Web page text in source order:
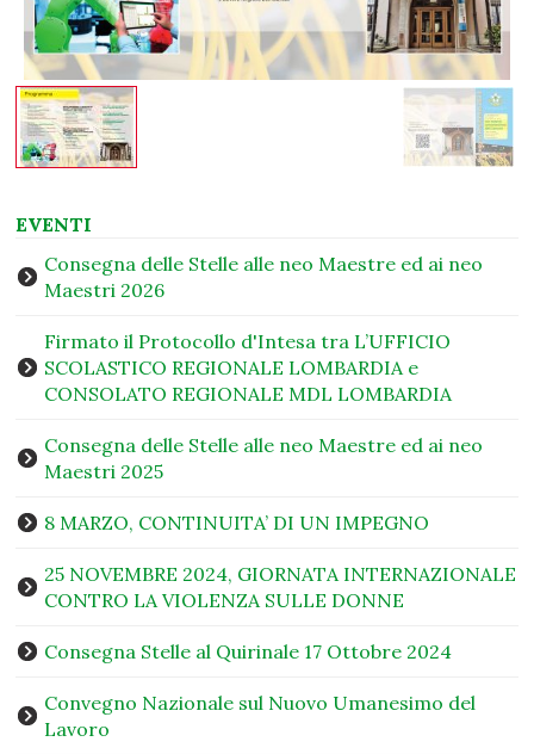
EVENTI
Consegna delle Stelle alle neo Maestre ed ai neo
Maestri 2026
Firmato il Protocollo d'Intesa tra L’UFFICIO
SCOLASTICO REGIONALE LOMBARDIA e
CONSOLATO REGIONALE MDL LOMBARDIA
Consegna delle Stelle alle neo Maestre ed ai neo
Maestri 2025
8 MARZO, CONTINUITA’ DI UN IMPEGNO
25 NOVEMBRE 2024, GIORNATA INTERNAZIONALE
CONTRO LA VIOLENZA SULLE DONNE
Consegna Stelle al Quirinale 17 Ottobre 2024
Convegno Nazionale sul Nuovo Umanesimo del
Lavoro